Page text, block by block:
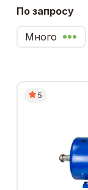
По запросу
Много
5